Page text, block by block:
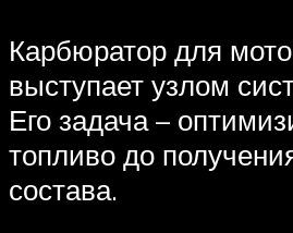
Карбюратор для
выступает узлом
Его задача –
топливо до
состава.